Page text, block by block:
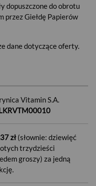
dopuszczone do obrotu
przez Giełdę Papierów
dane dotyczące oferty.
Vitamin S.A.
zł (słownie: dziewięć
trzydzieści
groszy) za jedną